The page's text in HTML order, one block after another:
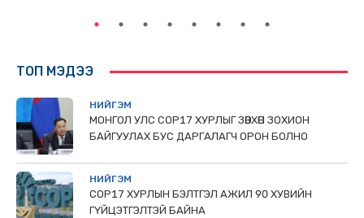
ТОП МЭДЭЭ
НИЙГЭМ
МОНГОЛ УЛС СОР17 ХУРЛЫГ ЗӨВХӨН ЗОХИОН
БАЙГУУЛАХ БУС ДАРГАЛАГЧ ОРОН БОЛНО
НИЙГЭМ
COP17 ХУРЛЫН БЭЛТГЭЛ АЖИЛ 90 ХУВИЙН
ГҮЙЦЭТГЭЛТЭЙ БАЙНА